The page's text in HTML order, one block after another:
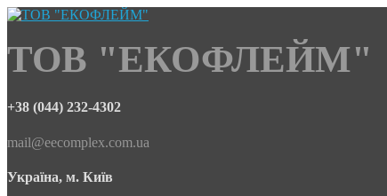
ТОВ "ЕКОФЛЕЙМ"
+38 (044) 232-4302
mail@eecomplex.com.ua
Україна, м. Київ